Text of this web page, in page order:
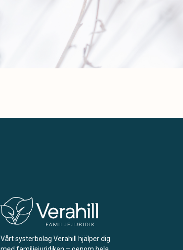
Vårt systerbolag Verahill hjälper dig